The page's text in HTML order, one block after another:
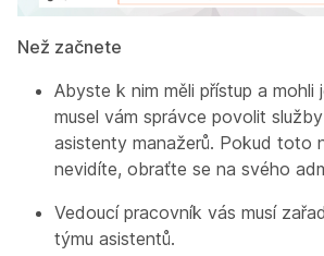
Než začnete
Abyste k nim měli přístup a mohli
musel vám správce povolit
asistenty manažerů. Pokud toto
nevidíte, obraťte se na svého
Vedoucí pracovník vás musí
týmu asistentů.